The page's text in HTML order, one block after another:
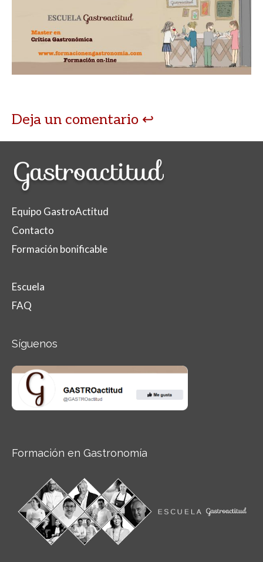
Deja un comentario
Equipo GastroActitud
Contacto
Formación bonificable
Escuela
FAQ
Síguenos
Formación en Gastronomía